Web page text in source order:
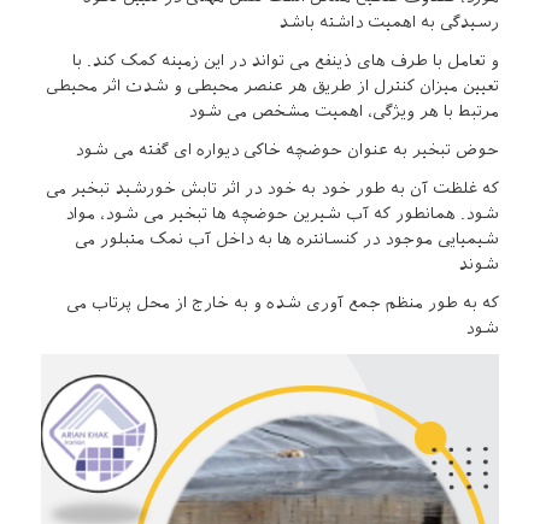
رسیدگی به اهمیت داشته باشد
و تعامل با طرف های ذینفع می تواند در این زمینه کمک کند. با
تعیین میزان کنترل از طریق هر عنصر محیطی و شدت اثر محیطی
مرتبط با هر ویژگی، اهمیت مشخص می شود
حوض تبخیر به عنوان حوضچه خاکی دیواره ای گفته می شود
که غلظت آن به طور خود به خود در اثر تابش خورشید تبخیر می
شود. همانطور که آب شیرین حوضچه ها تبخیر می شود، مواد
شیمیایی موجود در کنسانتره ها به داخل آب نمک متبلور می
شوند
که به طور منظم جمع آوری شده و به خارج از محل پرتاب می
شود